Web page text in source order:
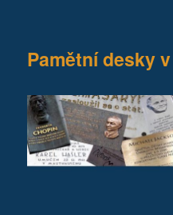
Pamětní desky